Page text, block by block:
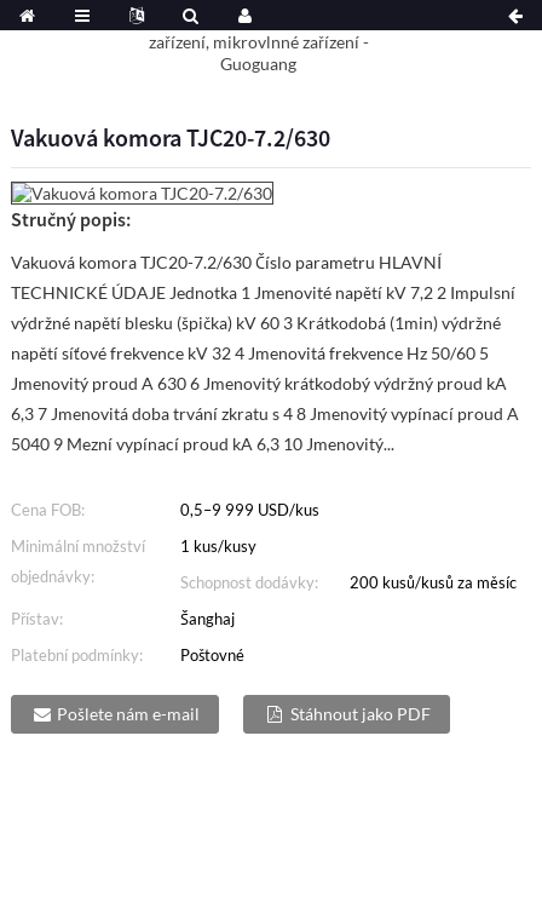
Vakuová komora TJC20-7.2/630
Stručný popis:
Vakuová komora TJC20-7.2/630 Číslo parametru HLAVNÍ
TECHNICKÉ ÚDAJE Jednotka 1 Jmenovité napětí kV 7,2 2 Impulsní
výdržné napětí blesku (špička) kV 60 3 Krátkodobá (1min) výdržné
napětí síťové frekvence kV 32 4 Jmenovitá frekvence Hz 50/60 5
Jmenovitý proud A 630 6 Jmenovitý krátkodobý výdržný proud kA
6,3 7 Jmenovitá doba trvání zkratu s 4 8 Jmenovitý vypínací proud A
5040 9 Mezní vypínací proud kA 6,3 10 Jmenovitý...
Cena FOB:
0,5–9 999 USD/kus
Minimální množství
objednávky:
1 kus/kusy
Schopnost dodávky:
200 kusů/kusů za měsíc
Přístav:
Šanghaj
Platební podmínky:
Poštovné
Pošlete nám e-mail Stáhnout jako PDF